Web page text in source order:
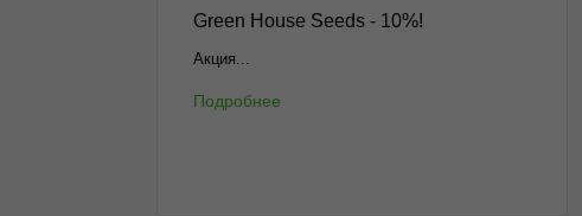
Green House Seeds - 10%!
Акция...
Подробнее